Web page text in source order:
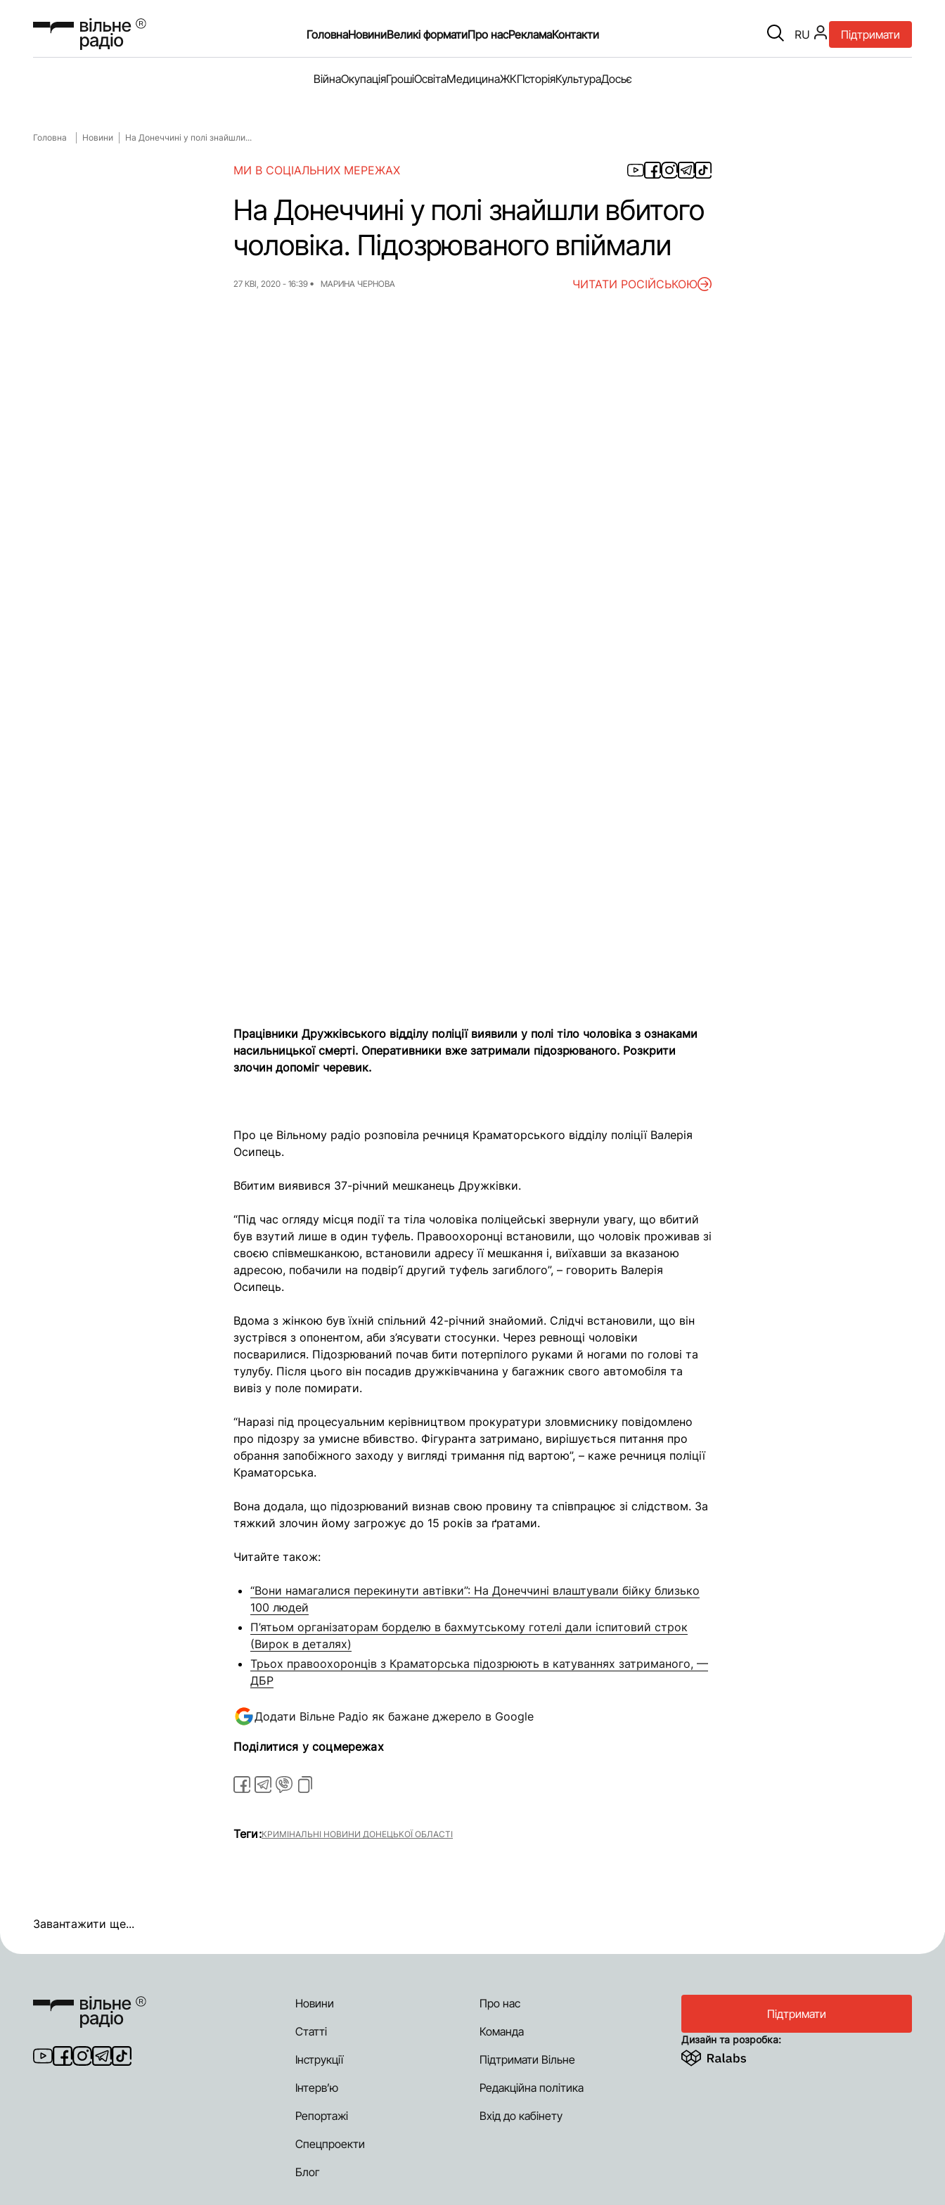
ГоловнаНовиниВеликі форматиПро насРекламаКонтакти RU Підтримати
ВійнаОкупаціяГрошіОсвітаМедицинаЖКГІсторіяКультураДосьє
Головна Новини На Донеччині у полі знайшли...
МИ В СОЦІАЛЬНИХ МЕРЕЖАХ
На Донеччині у полі знайшли вбитого
чоловіка. Підозрюваного впіймали
27 КВІ, 2020 - 16:39 МАРИНА ЧЕРНОВА ЧИТАТИ РОСІЙСЬКОЮ
Працівники Дружківського відділу поліції виявили у полі тіло чоловіка з ознаками
насильницької смерті. Оперативники вже затримали підозрюваного. Розкрити
злочин допоміг черевик.
Про це Вільному радіо розповіла речниця Краматорського відділу поліції Валерія
Осипець.
Вбитим виявився 37-річний мешканець Дружківки.
“Під час огляду місця події та тіла чоловіка поліцейські звернули увагу, що вбитий
був взутий лише в один туфель. Правоохоронці встановили, що чоловік проживав зі
своєю співмешканкою, встановили адресу її мешкання і, виїхавши за вказаною
адресою, побачили на подвір’ї другий туфель загиблого”, – говорить Валерія
Осипець.
Вдома з жінкою був їхній спільний 42-річний знайомий. Слідчі встановили, що він
зустрівся з опонентом, аби з’ясувати стосунки. Через ревнощі чоловіки
посварилися. Підозрюваний почав бити потерпілого руками й ногами по голові та
тулубу. Після цього він посадив дружківчанина у багажник свого автомобіля та
вивіз у поле помирати.
“Наразі під процесуальним керівництвом прокуратури зловмиснику повідомлено
про підозру за умисне вбивство. Фігуранта затримано, вирішується питання про
обрання запобіжного заходу у вигляді тримання під вартою”, – каже речниця поліції
Краматорська.
Вона додала, що підозрюваний визнав свою провину та співпрацює зі слідством. За
тяжкий злочин йому загрожує до 15 років за ґратами.
Читайте також:
“Вони намагалися перекинути автівки”: На Донеччині влаштували бійку близько
100 людей
П’ятьом організаторам борделю в бахмутському готелі дали іспитовий строк
(Вирок в деталях)
Трьох правоохоронців з Краматорська підозрюють в катуваннях затриманого, —
ДБР
Додати Вільне Радіо як бажане джерело в Google
Поділитися у соцмережах
Теги:КРИМІНАЛЬНІ НОВИНИ ДОНЕЦЬКОЇ ОБЛАСТІ
Завантажити ще...
Новини
Статті
Інструкції
Інтерв’ю
Репортажі
Спецпроекти
Блог
Про нас
Команда
Підтримати Вільне
Редакційна політика
Вхід до кабінету
Підтримати
Дизайн та розробка: